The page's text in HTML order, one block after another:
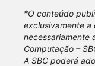
*O conteúdo
exclusivamente a
necessariamente
Computação –
A SBC poderá